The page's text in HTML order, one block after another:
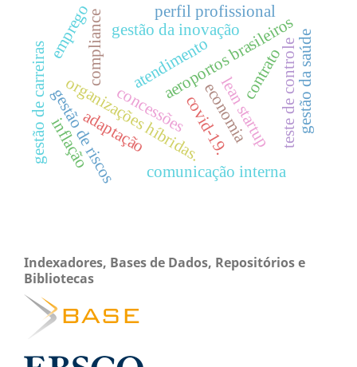
covid-19.
concessões
aeroportos brasileiros
organizações híbridas. teste de controle
gestão de riscos
compliance
lean startup
gestão da inovação
adaptação
comunicação interna
gestão da saúde
atendimento
economia
emprego perfil profissional
contrato
inflação
gestão de carreiras
Indexadores, Bases de Dados, Repositórios e
Bibliotecas